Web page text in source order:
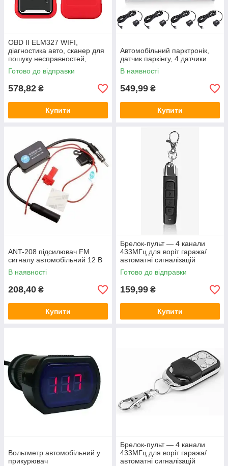
OBD II ELM327 WIFI,
діагностика авто, сканер для
пошуку несправностей,
PIC25K80
Готово до відправки
578,82 ₴
Купити
Автомобільний парктронік,
датчик паркінгу, 4 датчики
В наявності
549,99 ₴
Купити
ANT-208 підсилювач FM
сигналу автомобільний 12 В
В наявності
208,40 ₴
Купити
Брелок-пульт — 4 канали
433МГц для воріт гаража/
автоматні сигналізацій
Готово до відправки
159,99 ₴
Купити
Вольтметр автомобільний у
прикурювач
Брелок-пульт — 4 канали
433МГц для воріт гаража/
автоматні сигналізацій